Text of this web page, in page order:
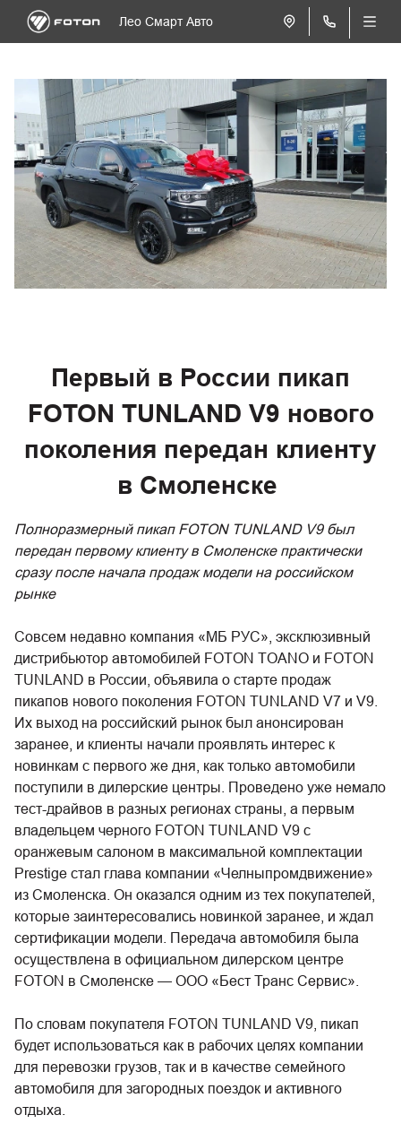
Лео Смарт Авто
Первый в России пикап
FOTON TUNLAND V9 нового
поколения передан клиенту
в Смоленске
Полноразмерный пикап FOTON TUNLAND V9 был
передан первому клиенту в Смоленске практически
сразу после начала продаж модели на российском
рынке
Совсем недавно компания «МБ РУС», эксклюзивный
дистрибьютор автомобилей FOTON TOANO и FOTON
TUNLAND в России, объявила о старте продаж
пикапов нового поколения FOTON TUNLAND V7 и V9.
Их выход на российский рынок был анонсирован
заранее, и клиенты начали проявлять интерес к
новинкам с первого же дня, как только автомобили
поступили в дилерские центры. Проведено уже немало
тест-драйвов в разных регионах страны, а первым
владельцем черного FOTON TUNLAND V9 с
оранжевым салоном в максимальной комплектации
Prestige стал глава компании «Челныпромдвижение»
из Смоленска. Он оказался одним из тех покупателей,
которые заинтересовались новинкой заранее, и ждал
сертификации модели. Передача автомобиля была
осуществлена в официальном дилерском центре
FOTON в Смоленске — ООО «Бест Транс Сервис».
По словам покупателя FOTON TUNLAND V9, пикап
будет использоваться как в рабочих целях компании
для перевозки грузов, так и в качестве семейного
автомобиля для загородных поездок и активного
отдыха.